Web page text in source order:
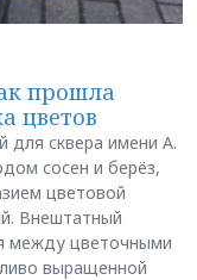
прошла
цветов
для сквера имени А.
сосен и берёз,
цветовой
Внештатный
между цветочными
выращенной